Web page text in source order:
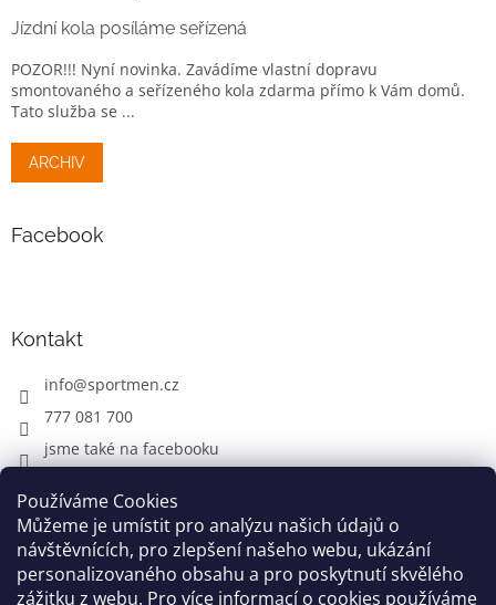
Používáme Cookies
Můžeme je umístit pro analýzu našich údajů o
návštěvnících, pro zlepšení našeho webu, ukázání
personalizovaného obsahu a pro poskytnutí skvělého
zážitku z webu. Pro více informací o cookies používáme
Jízdní kola posíláme seřízená
POZOR!!! Nyní novinka. Zavádíme vlastní dopravu
smontovaného a seřízeného kola zdarma přímo k Vám domů.
Tato služba se ...
ARCHIV
Facebook
Kontakt
info@sportmen.cz
777 081 700
jsme také na facebooku
CYKLO OBLEČENÍ